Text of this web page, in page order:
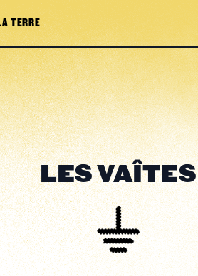
TERRE
LES VAÎTES